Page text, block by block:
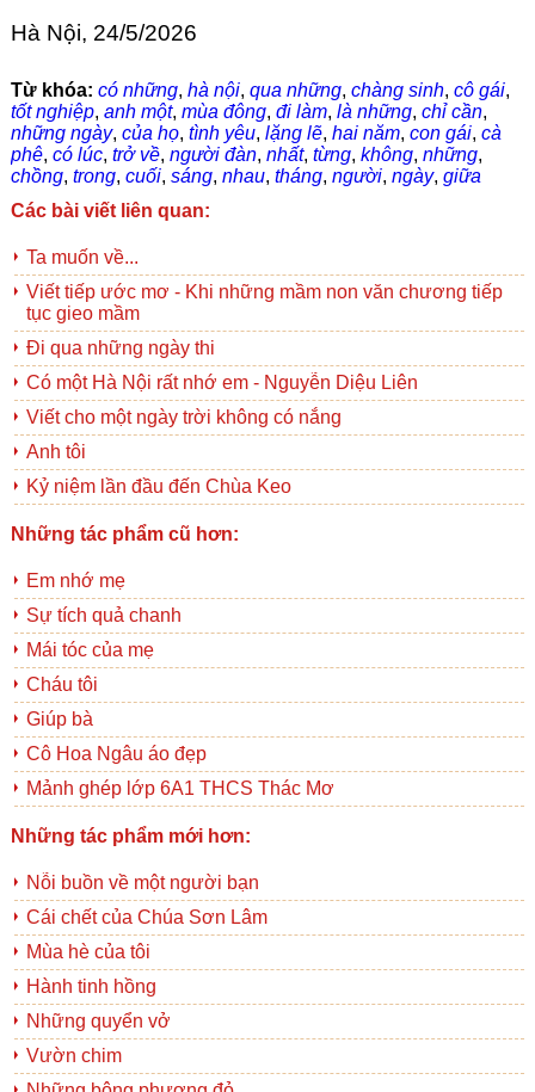
Hà Nội, 24/5/2026
Từ khóa: có những, hà nội, qua những, chàng sinh, cô gái,
tốt nghiệp, anh một, mùa đông, đi làm, là những, chỉ cần,
những ngày, của họ, tình yêu, lặng lẽ, hai năm, con gái, cà
phê, có lúc, trở về, người đàn, nhất, từng, không, những,
chồng, trong, cuối, sáng, nhau, tháng, người, ngày, giữa
Các bài viết liên quan:
Ta muốn về...
Viết tiếp ước mơ - Khi những mầm non văn chương tiếp
tục gieo mầm
Đi qua những ngày thi
Có một Hà Nội rất nhớ em - Nguyễn Diệu Liên
Viết cho một ngày trời không có nắng
Anh tôi
Kỷ niệm lần đầu đến Chùa Keo
Những tác phẩm cũ hơn:
Em nhớ mẹ
Sự tích quả chanh
Mái tóc của mẹ
Cháu tôi
Giúp bà
Cô Hoa Ngâu áo đẹp
Mảnh ghép lớp 6A1 THCS Thác Mơ
Những tác phẩm mới hơn:
Nỗi buồn về một người bạn
Cái chết của Chúa Sơn Lâm
Mùa hè của tôi
Hành tinh hồng
Những quyển vở
Vườn chim